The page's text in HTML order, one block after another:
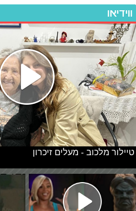
ווידיאו
טיילור מלכוב - מעלים זיכרון